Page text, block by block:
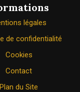
légales
de confidentialité
Cookies
Contact
Plan du Site